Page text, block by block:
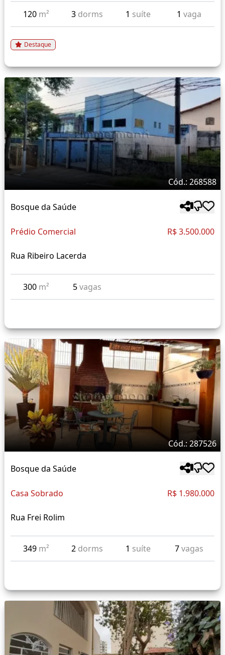
120 m² 3 dorms 1 suíte 1 vaga
Destaque
Cód.: 268588
Bosque da Saúde
Prédio Comercial R$ 3.500.000
Rua Ribeiro Lacerda
300 m² 5vagas
Cód.: 287526
Bosque da Saúde
Casa Sobrado R$ 1.980.000
Rua Frei Rolim
349 m² 2 dorms 1 suíte 7vagas